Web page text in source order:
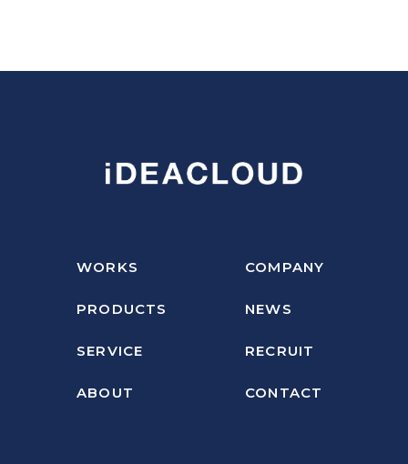
WORKS COMPANY
PRODUCTS NEWS
SERVICE RECRUIT
ABOUT CONTACT